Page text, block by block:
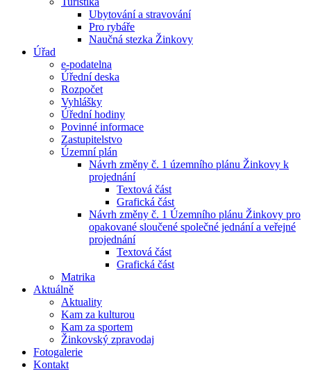
Ubytování a stravování
Pro rybáře
Naučná stezka Žinkovy
Úřad
e-podatelna
Úřední deska
Rozpočet
Vyhlášky
Úřední hodiny
Povinné informace
Zastupitelstvo
Územní plán
Návrh změny č. 1 územního plánu Žinkovy k
projednání
Textová část
Grafická část
Návrh změny č. 1 Územního plánu Žinkovy pro
opakované sloučené společné jednání a veřejné
projednání
Textová část
Grafická část
Matrika
Aktuálně
Aktuality
Kam za kulturou
Kam za sportem
Žinkovský zpravodaj
Fotogalerie
Kontakt